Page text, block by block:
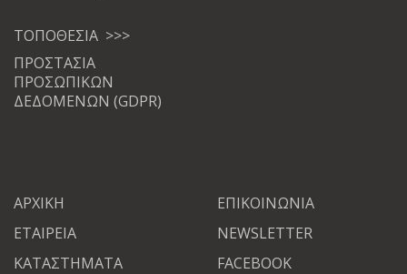
ΤΟΠΟΘΕΣΙΑ >>>
ΠΡΟΣΤΑΣΙΑ
ΠΡΟΣΩΠΙΚΩΝ
ΔΕΔΟΜΕΝΩΝ (GDPR)
ΑΡΧΙΚΗ
ΕΤΑΙΡΕΙΑ
ΚΑΤΑΣΤΗΜΑΤΑ
ΕΠΙΚΟΙΝΩΝΙΑ
NEWSLETTER
FACEBOOK